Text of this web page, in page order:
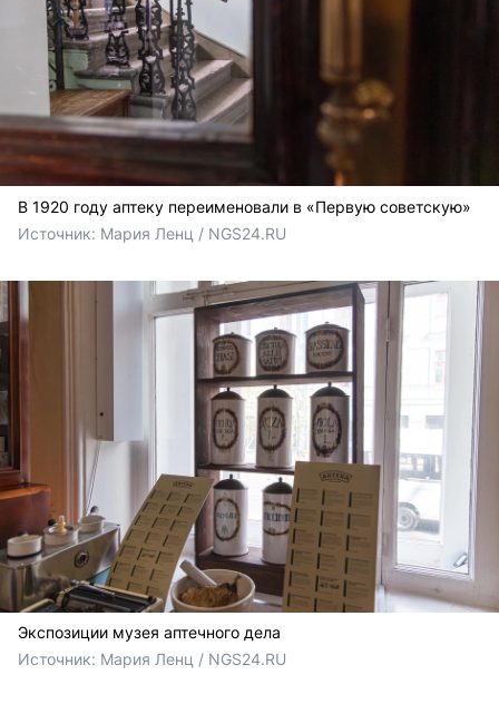
В 1920 году аптеку переименовали в «Первую советскую»
Источник: Мария Ленц / NGS24.RU
Экспозиции музея аптечного дела
Источник: Мария Ленц / NGS24.RU